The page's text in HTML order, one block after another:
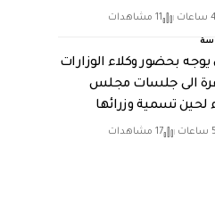
11 مشاهدات
يوجه بحضور وكلاء الوزارات
الى جلسات مجلس
لحين تسمية وزرائها
17 مشاهدات